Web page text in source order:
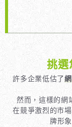
挑選
許多企業低估了
然而，這樣的網
在競爭激烈的市
牌形